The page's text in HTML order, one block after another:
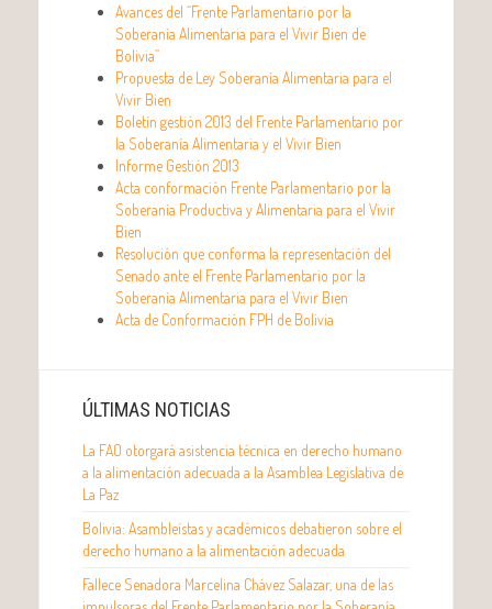
Avances del “Frente Parlamentario por la
Soberanía Alimentaria para el Vivir Bien de
Bolivia”
Propuesta de Ley Soberanía Alimentaria para el
Vivir Bien
Boletín gestión 2013 del Frente Parlamentario por
la Soberanía Alimentaria y el Vivir Bien
Informe Gestión 2013
Acta conformación Frente Parlamentario por la
Soberanía Productiva y Alimentaria para el Vivir
Bien
Resolución que conforma la representación del
Senado ante el Frente Parlamentario por la
Soberanía Alimentaria para el Vivir Bien
Acta de Conformación FPH de Bolivia
ÚLTIMAS NOTICIAS
La FAO otorgará asistencia técnica en derecho humano
a la alimentación adecuada a la Asamblea Legislativa de
La Paz
Bolivia: Asambleístas y académicos debatieron sobre el
derecho humano a la alimentación adecuada
Fallece Senadora Marcelina Chávez Salazar, una de las